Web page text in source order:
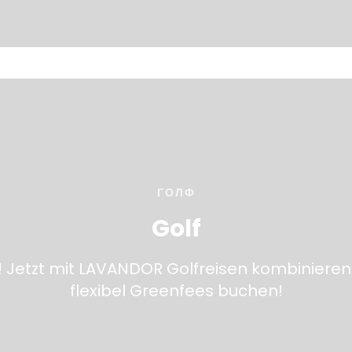
ГОЛФ
Golf
Jetzt mit LAVANDOR Golfreisen
flexibel Greenfees buchen!